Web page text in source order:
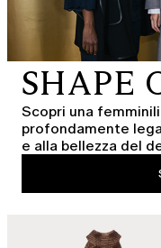
SHAPE
Scopri una
profondamente
e alla bellezza del